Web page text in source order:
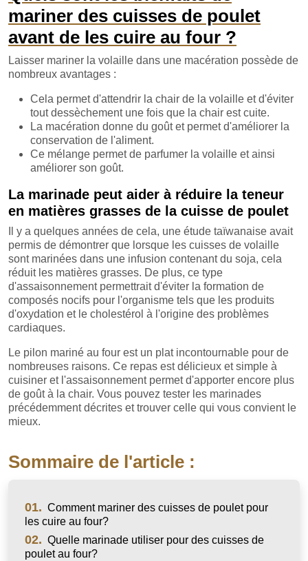
mariner des cuisses de poulet
avant de les cuire au four ?
Laisser mariner la volaille dans une macération possède de
nombreux avantages :
Cela permet d'attendrir la chair de la volaille et d'éviter
tout dessèchement une fois que la chair est cuite.
La macération donne du goût et permet d'améliorer la
conservation de l'aliment.
Ce mélange permet de parfumer la volaille et ainsi
améliorer son goût.
La marinade peut aider à réduire la teneur
en matières grasses de la cuisse de poulet
Il y a quelques années de cela, une étude taïwanaise avait
permis de démontrer que lorsque les cuisses de volaille
sont marinées dans une infusion contenant du soja, cela
réduit les matières grasses. De plus, ce type
d'assaisonnement permettrait d'éviter la formation de
composés nocifs pour l'organisme tels que les produits
d'oxydation et le cholestérol à l'origine des problèmes
cardiaques.
Le pilon mariné au four est un plat incontournable pour de
nombreuses raisons. Ce repas est délicieux et simple à
cuisiner et l'assaisonnement permet d'apporter encore plus
de goût à la chair. Vous pouvez tester les marinades
précédemment décrites et trouver celle qui vous convient le
mieux.
Sommaire de l'article :
01. Comment mariner des cuisses de poulet pour
les cuire au four?
02. Quelle marinade utiliser pour des cuisses de
poulet au four?